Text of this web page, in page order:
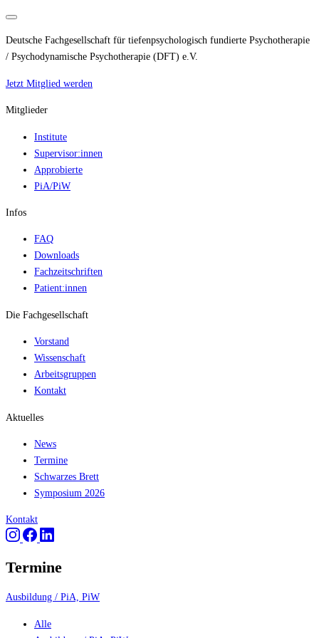
Deutsche Fachgesellschaft für tiefenpsychologisch fundierte Psychotherapie
/ Psychodynamische Psychotherapie (DFT) e.V.
Jetzt Mitglied werden
Mitglieder
Institute
Supervisor:innen
Approbierte
PiA/PiW
Infos
FAQ
Downloads
Fachzeitschriften
Patient:innen
Die Fachgesellschaft
Vorstand
Wissenschaft
Arbeitsgruppen
Kontakt
Aktuelles
News
Termine
Schwarzes Brett
Symposium 2026
Kontakt
Termine
Ausbildung / PiA, PiW
Alle